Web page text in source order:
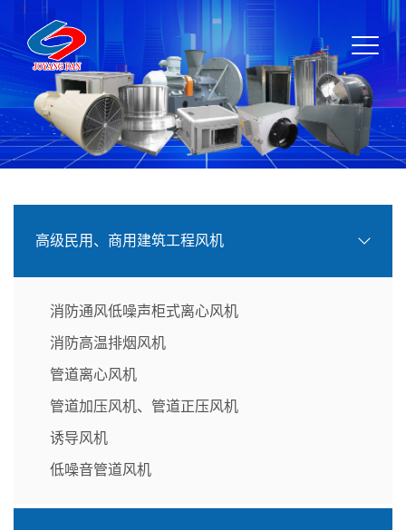
高级民用、商用建筑工程风机
消防通风低噪声柜式离心风机
消防高温排烟风机
管道离心风机
管道加压风机、管道正压风机
诱导风机
低噪音管道风机